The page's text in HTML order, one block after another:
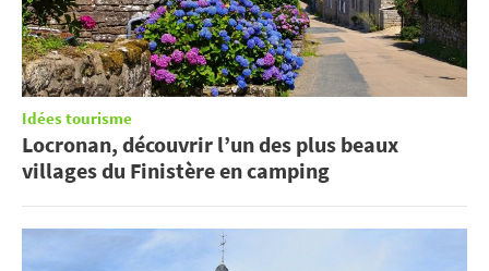
Idées tourisme
Locronan, découvrir l’un des plus beaux
villages du Finistère en camping